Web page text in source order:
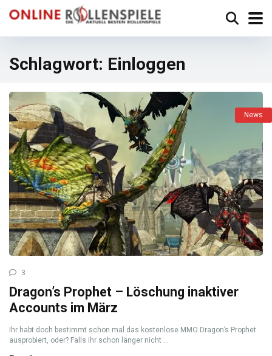
Schlagwort: Einloggen
News
3
Dragon’s Prophet – Löschung inaktiver
Accounts im März
Ihr habt doch bestimmt schon mal das kostenlose MMO Dragon’s Prophet
ausprobiert, oder? Falls ihr schon länger nicht ...